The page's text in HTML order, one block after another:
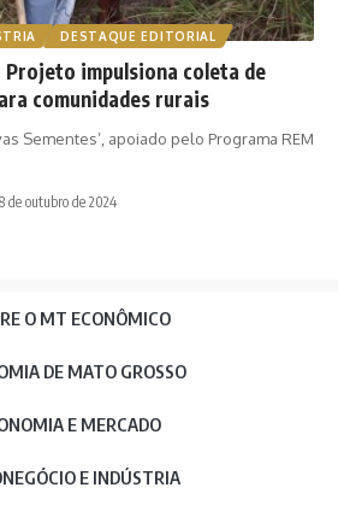
DESTAQUE EDITORIAL
Projeto impulsiona coleta de
comunidades rurais
Sementes’, apoiado pelo Programa REM
de outubro de 2024
O MT ECONÔMICO
DE MATO GROSSO
E MERCADO
E INDÚSTRIA